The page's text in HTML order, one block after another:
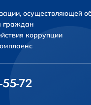
осуществляющей
граждан
коррупции
72